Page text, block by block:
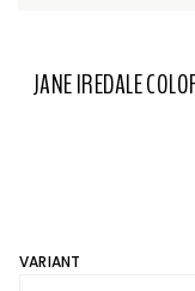
JANE IREDALE
VARIANT